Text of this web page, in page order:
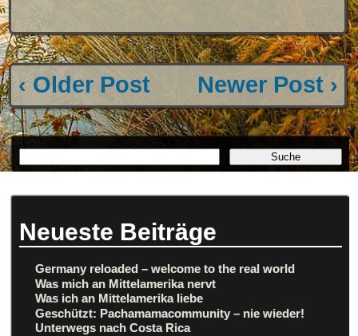
‹ Older Post Newer Post ›
Neueste Beiträge
Germany reloaded – welcome to the real world
Was mich an Mittelamerika nervt
Was ich an Mittelamerika liebe
Geschützt: Pachamamacommunity – nie wieder!
Unterwegs nach Costa Rica